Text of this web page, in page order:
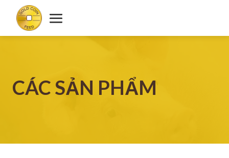
CÁC SẢN PHẨM